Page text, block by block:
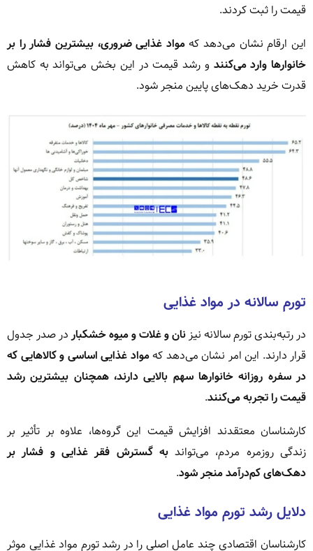
قیمت را ثبت کردند.
این ارقام نشان می‌دهد کهمواد غذایی ضروری، بیشترین فشار را بر
خانوارها وارد می‌کنند و رشد قیمت در این بخش می‌تواند به کاهش
قدرت خرید دهک‌های پایین منجر شود.
تورم سالانه در مواد غذایی
در رتبه‌بندی تورم سالانه نیز نان و غلات و میوه خشکبار در صدر جدول
قرار دارند. این امر نشان می‌دهد کهمواد غذایی اساسی و کالاهایی که
در سفره روزانه خانوارها سهم بالایی دارند، همچنان بیشترین رشد
قیمت را تجربه می‌کنند.
کارشناسان معتقدند افزایش قیمت این گروه‌ها، علاوه بر تأثیر بر
زندگی روزمره مردم، می‌تواندبه گسترش فقر غذایی و فشار بر
دهک‌های کم‌درآمد منجر شود.
دلایل رشد تورم مواد غذایی
کارشناسان اقتصادی چند عامل اصلی را در رشد تورم مواد غذایی موثر